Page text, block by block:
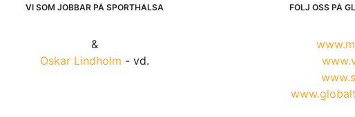
VI SOM JOBBAR PÅ SPORTHÄLSA
&
Oskar Lindholm - vd.
FÖLJ OSS PÅ